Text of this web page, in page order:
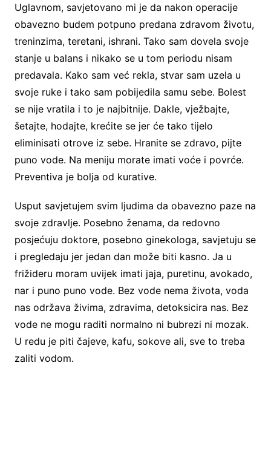
Uglavnom, savjetovano mi je da nakon operacije
obavezno budem potpuno predana zdravom životu,
treninzima, teretani, ishrani. Tako sam dovela svoje
stanje u balans i nikako se u tom periodu nisam
predavala. Kako sam već rekla, stvar sam uzela u
svoje ruke i tako sam pobijedila samu sebe. Bolest
se nije vratila i to je najbitnije. Dakle, vježbajte,
šetajte, hodajte, krećite se jer će tako tijelo
eliminisati otrove iz sebe. Hranite se zdravo, pijte
puno vode. Na meniju morate imati voće i povrće.
Preventiva je bolja od kurative.
Usput savjetujem svim ljudima da obavezno paze na
svoje zdravlje. Posebno ženama, da redovno
posjećuju doktore, posebno ginekologa, savjetuju se
i pregledaju jer jedan dan može biti kasno. Ja u
frižideru moram uvijek imati jaja, puretinu, avokado,
nar i puno puno vode. Bez vode nema života, voda
nas održava živima, zdravima, detoksicira nas. Bez
vode ne mogu raditi normalno ni bubrezi ni mozak.
U redu je piti čajeve, kafu, sokove ali, sve to treba
zaliti vodom.